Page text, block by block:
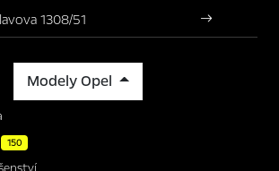
1308/51
Modely Opel
150